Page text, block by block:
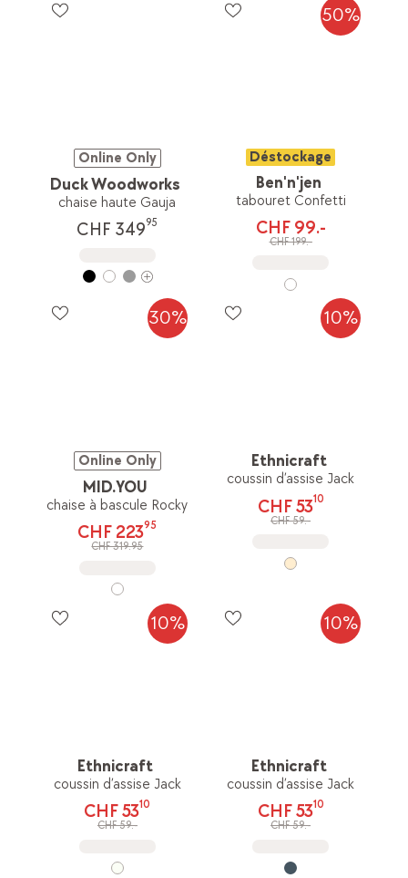
Online Only
Duck Woodworks
chaise haute Gauja
CHF 34995
50%
Déstockage
Ben'n'jen
tabouret Confetti
CHF 99.-
CHF 199.-
30%
Online Only
MID.YOU
chaise à bascule Rocky
CHF 22395
CHF 319.95
10%
Ethnicraft
coussin d’assise Jack
CHF 5310
CHF 59.-
10%
Ethnicraft
coussin d’assise Jack
CHF 5310
CHF 59.-
10%
Ethnicraft
coussin d’assise Jack
CHF 5310
CHF 59.-